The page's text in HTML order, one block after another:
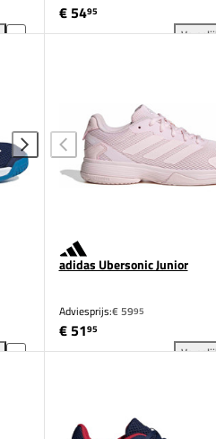
€ 5495
adidas Ubersonic Junior
Adviesprijs:€ 5995
€ 5195